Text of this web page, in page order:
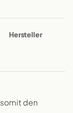
Hersteller
den